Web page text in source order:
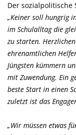
Der sozialpolitische
Keiner soll hungrig
im Schulalltag die
zu starten.
ehrenamtlichen
Jüngsten kümmern
mit Zuwendung. Ein
beste Start in einen
zuletzt ist das
Wir müssen etwas